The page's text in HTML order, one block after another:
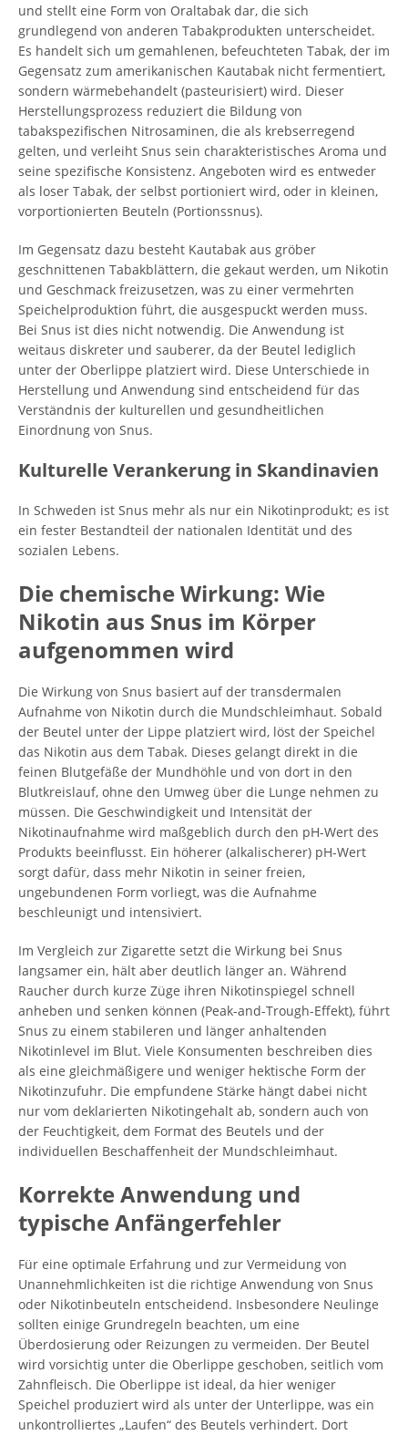
und stellt eine Form von Oraltabak dar, die sich
grundlegend von anderen Tabakprodukten unterscheidet.
Es handelt sich um gemahlenen, befeuchteten Tabak, der im
Gegensatz zum amerikanischen Kautabak nicht fermentiert,
sondern wärmebehandelt (pasteurisiert) wird. Dieser
Herstellungsprozess reduziert die Bildung von
tabakspezifischen Nitrosaminen, die als krebserregend
gelten, und verleiht Snus sein charakteristisches Aroma und
seine spezifische Konsistenz. Angeboten wird es entweder
als loser Tabak, der selbst portioniert wird, oder in kleinen,
vorportionierten Beuteln (Portionssnus).
Im Gegensatz dazu besteht Kautabak aus gröber
geschnittenen Tabakblättern, die gekaut werden, um Nikotin
und Geschmack freizusetzen, was zu einer vermehrten
Speichelproduktion führt, die ausgespuckt werden muss.
Bei Snus ist dies nicht notwendig. Die Anwendung ist
weitaus diskreter und sauberer, da der Beutel lediglich
unter der Oberlippe platziert wird. Diese Unterschiede in
Herstellung und Anwendung sind entscheidend für das
Verständnis der kulturellen und gesundheitlichen
Einordnung von Snus.
Kulturelle Verankerung in Skandinavien
In Schweden ist Snus mehr als nur ein Nikotinprodukt; es ist
ein fester Bestandteil der nationalen Identität und des
sozialen Lebens.
Die chemische Wirkung: Wie
Nikotin aus Snus im Körper
aufgenommen wird
Die Wirkung von Snus basiert auf der transdermalen
Aufnahme von Nikotin durch die Mundschleimhaut. Sobald
der Beutel unter der Lippe platziert wird, löst der Speichel
das Nikotin aus dem Tabak. Dieses gelangt direkt in die
feinen Blutgefäße der Mundhöhle und von dort in den
Blutkreislauf, ohne den Umweg über die Lunge nehmen zu
müssen. Die Geschwindigkeit und Intensität der
Nikotinaufnahme wird maßgeblich durch den pH-Wert des
Produkts beeinflusst. Ein höherer (alkalischerer) pH-Wert
sorgt dafür, dass mehr Nikotin in seiner freien,
ungebundenen Form vorliegt, was die Aufnahme
beschleunigt und intensiviert.
Im Vergleich zur Zigarette setzt die Wirkung bei Snus
langsamer ein, hält aber deutlich länger an. Während
Raucher durch kurze Züge ihren Nikotinspiegel schnell
anheben und senken können (Peak-and-Trough-Effekt), führt
Snus zu einem stabileren und länger anhaltenden
Nikotinlevel im Blut. Viele Konsumenten beschreiben dies
als eine gleichmäßigere und weniger hektische Form der
Nikotinzufuhr. Die empfundene Stärke hängt dabei nicht
nur vom deklarierten Nikotingehalt ab, sondern auch von
der Feuchtigkeit, dem Format des Beutels und der
individuellen Beschaffenheit der Mundschleimhaut.
Korrekte Anwendung und
typische Anfängerfehler
Für eine optimale Erfahrung und zur Vermeidung von
Unannehmlichkeiten ist die richtige Anwendung von Snus
oder Nikotinbeuteln entscheidend. Insbesondere Neulinge
sollten einige Grundregeln beachten, um eine
Überdosierung oder Reizungen zu vermeiden. Der Beutel
wird vorsichtig unter die Oberlippe geschoben, seitlich vom
Zahnfleisch. Die Oberlippe ist ideal, da hier weniger
Speichel produziert wird als unter der Unterlippe, was ein
unkontrolliertes „Laufen“ des Beutels verhindert. Dort